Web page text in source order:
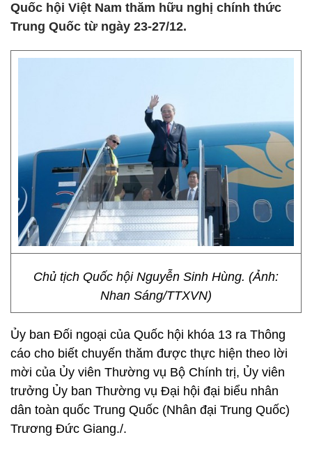
Quốc hội Việt Nam thăm hữu nghị chính thức
Trung Quốc từ ngày 23-27/12.
Chủ tịch Quốc hội Nguyễn Sinh Hùng. (Ảnh:
Nhan Sáng/TTXVN)
Ủy ban Đối ngoại của Quốc hội khóa 13 ra Thông
cáo cho biết chuyến thăm được thực hiện theo lời
mời của Ủy viên Thường vụ Bộ Chính trị, Ủy viên
trưởng Ủy ban Thường vụ Đại hội đại biểu nhân
dân toàn quốc Trung Quốc (Nhân đại Trung Quốc)
Trương Đức Giang./.